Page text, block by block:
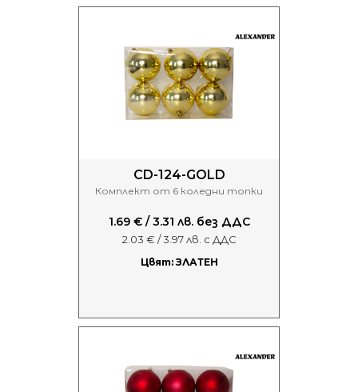
CD-124-GOLD
Комплект от 6 коледни топки
1.69 € / 3.31 лв. без ДДС
2.03 € / 3.97 лв. с ДДС
Цвят: ЗЛАТЕН